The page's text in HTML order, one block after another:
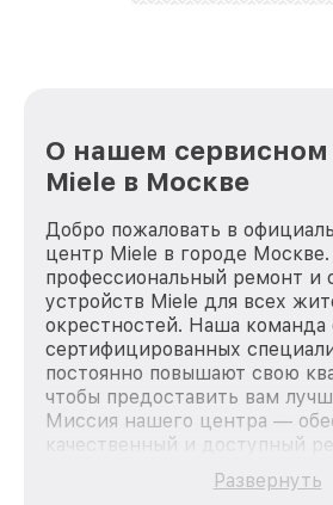
О нашем сервисном
Miele в Москве
Добро пожаловать в
центр Miele в городе
профессиональный ремонт и
устройств Miele для всех
окрестностей. Наша команда
сертифицированных
постоянно повышают свою
чтобы предоставить вам
Миссия нашего центра —
качественный и доступный
каждого пользователя
зависимости от сложности
Развернуть